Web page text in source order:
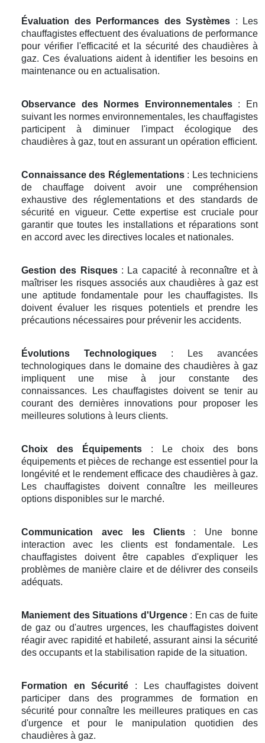
Évaluation des Performances des Systèmes : Les
chauffagistes effectuent des évaluations de performance
pour vérifier l'efficacité et la sécurité des chaudières à
gaz. Ces évaluations aident à identifier les besoins en
maintenance ou en actualisation.
Observance des Normes Environnementales: En
suivant les normes environnementales, les chauffagistes
participent à diminuer l'impact écologique des
chaudières à gaz, tout en assurant un opération efficient.
Connaissance des Réglementations: Les techniciens
de chauffage doivent avoir une compréhension
exhaustive des réglementations et des standards de
sécurité en vigueur. Cette expertise est cruciale pour
garantir que toutes les installations et réparations sont
en accord avec les directives locales et nationales.
Gestion des Risques: La capacité à reconnaître et à
maîtriser les risques associés aux chaudières à gaz est
une aptitude fondamentale pour les chauffagistes. Ils
doivent évaluer les risques potentiels et prendre les
précautions nécessaires pour prévenir les accidents.
Évolutions Technologiques : Les avancées
technologiques dans le domaine des chaudières à gaz
impliquent une mise à jour constante des
connaissances. Les chauffagistes doivent se tenir au
courant des dernières innovations pour proposer les
meilleures solutions à leurs clients.
Choix des Équipements : Le choix des bons
équipements et pièces de rechange est essentiel pour la
longévité et le rendement efficace des chaudières à gaz.
Les chauffagistes doivent connaître les meilleures
options disponibles sur le marché.
Communication avec les Clients: Une bonne
interaction avec les clients est fondamentale. Les
chauffagistes doivent être capables d'expliquer les
problèmes de manière claire et de délivrer des conseils
adéquats.
Maniement des Situations d'Urgence: En cas de fuite
de gaz ou d'autres urgences, les chauffagistes doivent
réagir avec rapidité et habileté, assurant ainsi la sécurité
des occupants et la stabilisation rapide de la situation.
Formation en Sécurité : Les chauffagistes doivent
participer dans des programmes de formation en
sécurité pour connaître les meilleures pratiques en cas
d'urgence et pour le manipulation quotidien des
chaudières à gaz.